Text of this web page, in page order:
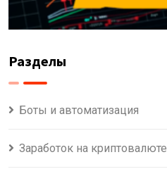
Разделы
Боты и автоматизация
Заработок на криптовалюте